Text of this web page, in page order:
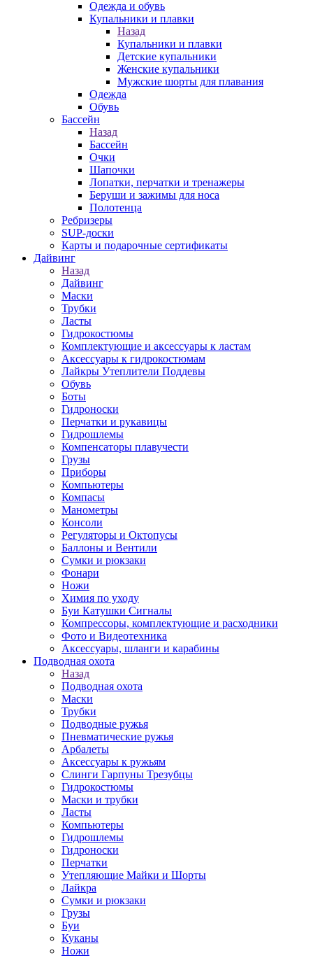
Одежда и обувь
Купальники и плавки
Назад
Купальники и плавки
Детские купальники
Женские купальники
Мужские шорты для плавания
Одежда
Обувь
Бассейн
Назад
Бассейн
Очки
Шапочки
Лопатки, перчатки и тренажеры
Беруши и зажимы для носа
Полотенца
Ребризеры
SUP-доски
Карты и подарочные сертификаты
Дайвинг
Назад
Дайвинг
Маски
Трубки
Ласты
Гидрокостюмы
Комплектующие и аксессуары к ластам
Аксессуары к гидрокостюмам
Лайкры Утеплители Поддевы
Обувь
Боты
Гидроноски
Перчатки и рукавицы
Гидрошлемы
Компенсаторы плавучести
Грузы
Приборы
Компьютеры
Компасы
Манометры
Консоли
Регуляторы и Октопусы
Баллоны и Вентили
Сумки и рюкзаки
Фонари
Ножи
Химия по уходу
Буи Катушки Сигналы
Компрессоры, комплектующие и расходники
Фото и Видеотехника
Аксессуары, шланги и карабины
Подводная охота
Назад
Подводная охота
Маски
Трубки
Подводные ружья
Пневматические ружья
Арбалеты
Аксессуары к ружьям
Слинги Гарпуны Трезубцы
Гидрокостюмы
Маски и трубки
Ласты
Компьютеры
Гидрошлемы
Гидроноски
Перчатки
Утепляющие Майки и Шорты
Лайкра
Сумки и рюкзаки
Грузы
Буи
Куканы
Ножи